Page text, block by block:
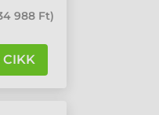
988 Ft)
CIKK